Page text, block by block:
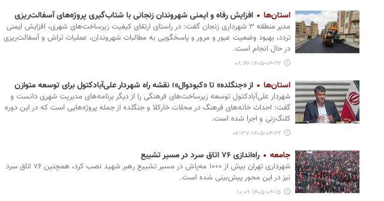
استان‌ها افزایش رفاه و ایمنی شهروندان زنجانی با شتاب‌گیری پروژه‌های آسفالت‌ریزی
مدیر منطقه ۳ شهرداری زنجان گفت: در راستای ارتقای کیفیت زیرساخت‌های شهری، افزایش ایمنی
تردد، بهبود وضعیت عبور و مرور و پاسخگویی به مطالبات شهروندان، عملیات تراش و آسفالت‌ریزی
در حال انجام است.
۱۴۰۵-۰۴-۲۲ ۰۸:۴۶
استان‌ها از «جنگلده» تا «کبودوال»؛ نقشه راه شهردار علی‌آبادکتول برای توسعه متوازن
شهردار علی‌آبادکتول توسعه زیرساخت‌های فرهنگی را از دیگر برنامه‌های مدیریت شهری دانست و
گفت: احداث خانه‌های فرهنگ در محلات خارکلا و جنگلده از جمله پروژه‌هایی است که در این دوره
کلنگ‌زنی و اجرا شده است.
۱۴۰۵-۰۴-۲۲ ۰۷:۳۷
جامعه راه‌اندازی ۷۶ اتاق سرد در مسیر تشییع
شهرداری تهران بیش از ۱۰۰۰ مه‌پاش در مسیر تشییع رهبر شهید نصب کرد، همچنین ۷۶ اتاق سرد
نیز در این محور پیش‌بینی شده است.
۱۴۰۵-۰۴-۱۵ ۱۰:۰۹